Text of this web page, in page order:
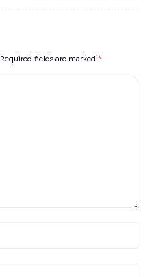
Required fields are marked *